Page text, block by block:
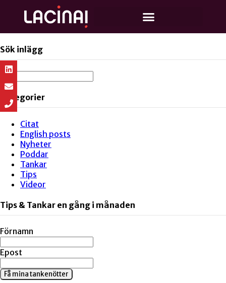
Sök inlägg
Kategorier
Citat
English posts
Nyheter
Poddar
Tankar
Tips
Videor
Tips & Tankar en gång i månaden
Förnamn
Epost
Få mina tankenötter